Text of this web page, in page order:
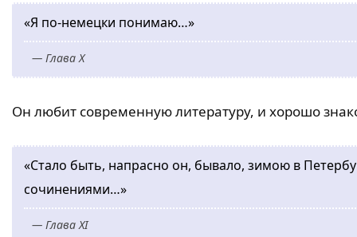
«Я по-немецки понимаю…»
— Глава X
Он любит современную литературу, и хорошо
«Стало быть, напрасно он, бывало, зимою в
сочинениями…»
— Глава XI